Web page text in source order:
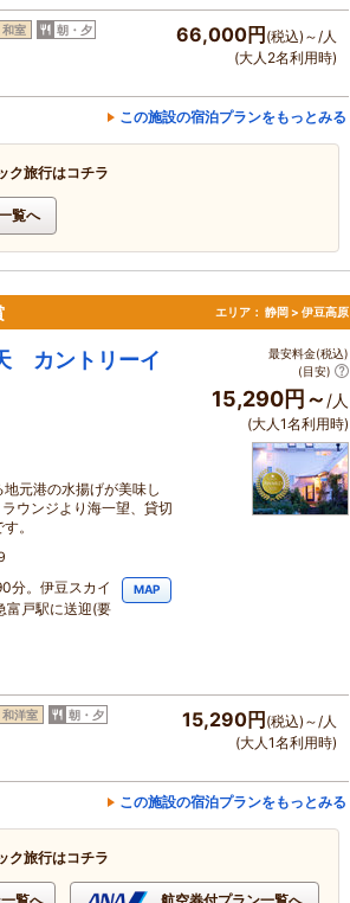
和室 朝・夕 66,000円 (税込)～/人
(大人2名利用時)
この施設の宿泊プランをもっとみる
ク旅行はコチラ
覧へ
エリア： 静岡 > 伊豆高原
カントリーイ
元港の水揚げが美味し
ウンジより海一望、貸切
。
分。伊豆スカイ
富戸駅に送迎(要
MAP
最安料金(税込)
(目安)
15,290円～ /人
(大人1名利用時)
和洋室 朝・夕 15,290円 (税込)～/人
(大人1名利用時)
この施設の宿泊プランをもっとみる
ク旅行はコチラ